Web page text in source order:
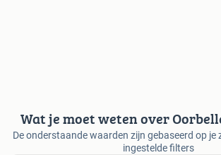
Wat je moet weten over
De onderstaande waarden zijn gebaseerd op je
ingestelde filters